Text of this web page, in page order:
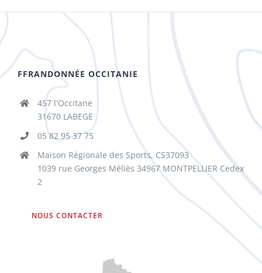
FFRANDONNÉE OCCITANIE
457 l'Occitane
31670 LABEGE
05 82 95 37 75
Maison Régionale des Sports, CS37093
1039 rue Georges Méliès 34967 MONTPELLIER Cedex
2
NOUS CONTACTER